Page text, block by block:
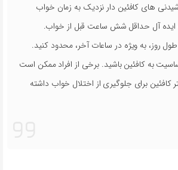
های کافئین دار نزدیک به زمان خواب
ایده آل حداقل شش ساعت قبل از خواب.
روز، به ویژه در ساعات آخر، محدود کنید.
به کافئین باشید. برخی از افراد ممکن است
کافئین برای جلوگیری از اختلال خواب داشته